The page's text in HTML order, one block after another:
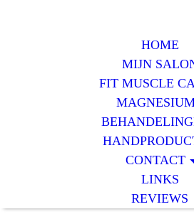
HOME
MIJN
FIT MUSCLE
CONTACT
LINKS
REVIEWS